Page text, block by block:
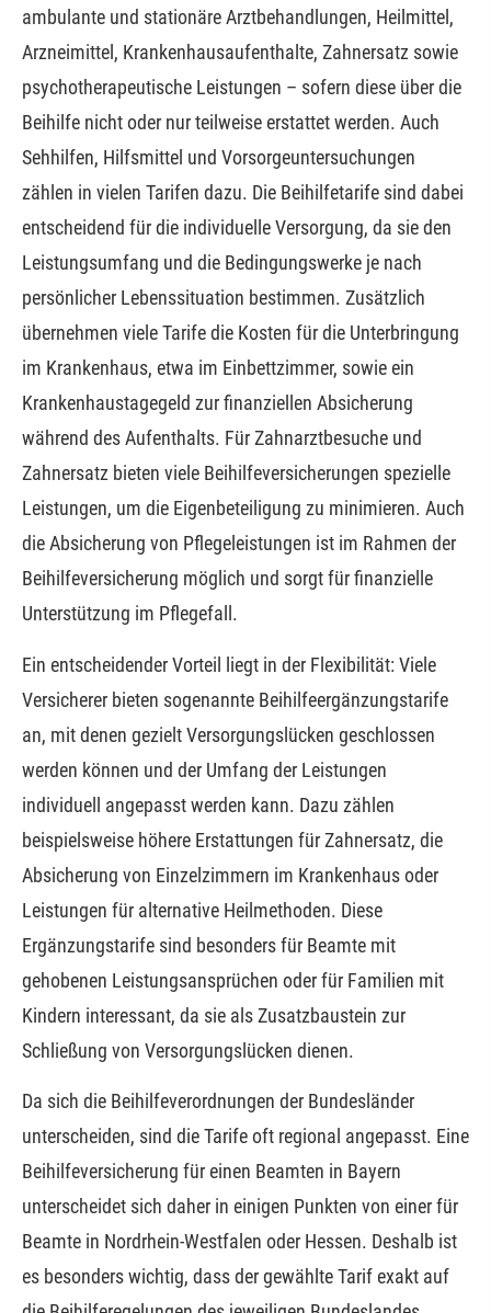
ambulante und stationäre Arztbehandlungen, Heilmittel,
Arzneimittel, Krankenhausaufenthalte, Zahnersatz sowie
psychotherapeutische Leistungen – sofern diese über die
Beihilfe nicht oder nur teilweise erstattet werden. Auch
Sehhilfen, Hilfsmittel und Vorsorgeuntersuchungen
zählen in vielen Tarifen dazu. Die Beihilfetarife sind dabei
entscheidend für die individuelle Versorgung, da sie den
Leistungsumfang und die Bedingungswerke je nach
persönlicher Lebenssituation bestimmen. Zusätzlich
übernehmen viele Tarife die Kosten für die Unterbringung
im Krankenhaus, etwa im Einbettzimmer, sowie ein
Krankenhaustagegeld zur finanziellen Absicherung
während des Aufenthalts. Für Zahnarztbesuche und
Zahnersatz bieten viele Beihilfeversicherungen spezielle
Leistungen, um die Eigenbeteiligung zu minimieren. Auch
die Absicherung von Pflegeleistungen ist im Rahmen der
Beihilfeversicherung möglich und sorgt für finanzielle
Unterstützung im Pflegefall.
Ein entscheidender Vorteil liegt in der Flexibilität: Viele
Versicherer bieten sogenannte Beihilfeergänzungstarife
an, mit denen gezielt Versorgungslücken geschlossen
werden können und der Umfang der Leistungen
individuell angepasst werden kann. Dazu zählen
beispielsweise höhere Erstattungen für Zahnersatz, die
Absicherung von Einzelzimmern im Krankenhaus oder
Leistungen für alternative Heilmethoden. Diese
Ergänzungstarife sind besonders für Beamte mit
gehobenen Leistungsansprüchen oder für Familien mit
Kindern interessant, da sie als Zusatzbaustein zur
Schließung von Versorgungslücken dienen.
Da sich die Beihilfeverordnungen der Bundesländer
unterscheiden, sind die Tarife oft regional angepasst. Eine
Beihilfeversicherung für einen Beamten in Bayern
unterscheidet sich daher in einigen Punkten von einer für
Beamte in Nordrhein-Westfalen oder Hessen. Deshalb ist
es besonders wichtig, dass der gewählte Tarif exakt auf